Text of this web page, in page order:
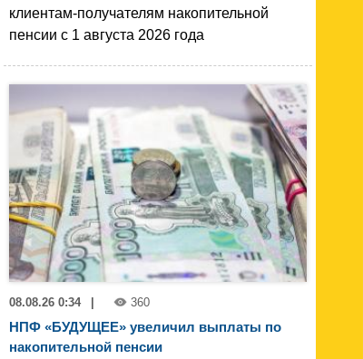
клиентам-получателям накопительной
пенсии с 1 августа 2026 года
08.08.26 0:34 360
НПФ «БУДУЩЕЕ» увеличил выплаты по
накопительной пенсии